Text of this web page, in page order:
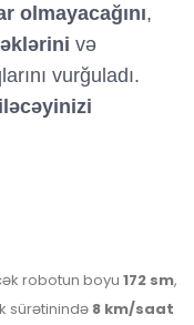
olmayacağını,
və
vurğuladı.
robotun boyu 172 sm,
sürətinində 8 km/saat